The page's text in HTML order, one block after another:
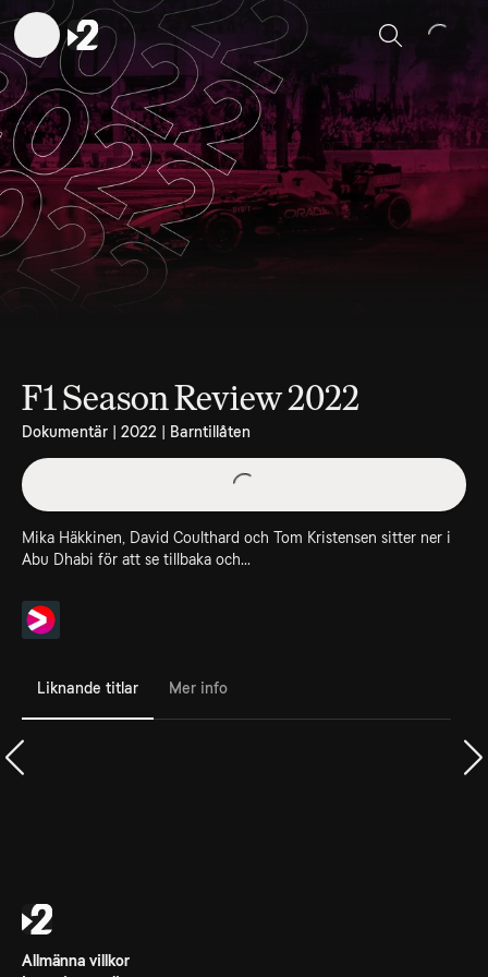
Sök
F1 Season Review 2022
Dokumentär | 2022 | Barntillåten
Mika Häkkinen, David Coulthard och Tom Kristensen sitter ner i
Abu Dhabi för att se tillbaka och...
Liknande titlar Mer info
Allmänna villkor